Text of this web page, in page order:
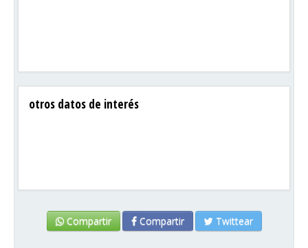
otros datos de interés
Compartir Compartir Twittear